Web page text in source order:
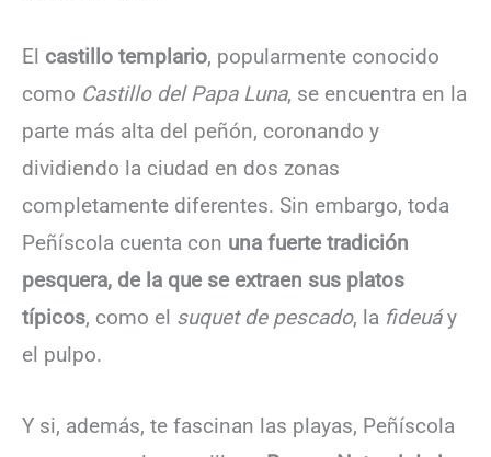
El castillo templario, popularmente conocido
como Castillo del Papa Luna, se encuentra en la
parte más alta del peñón, coronando y
dividiendo la ciudad en dos zonas
completamente diferentes. Sin embargo, toda
Peñíscola cuenta con una fuerte tradición
pesquera, de la que se extraen sus platos
típicos, como el suquet de pescado, la fideuáy
el pulpo.
Y si, además, te fascinan las playas, Peñíscola